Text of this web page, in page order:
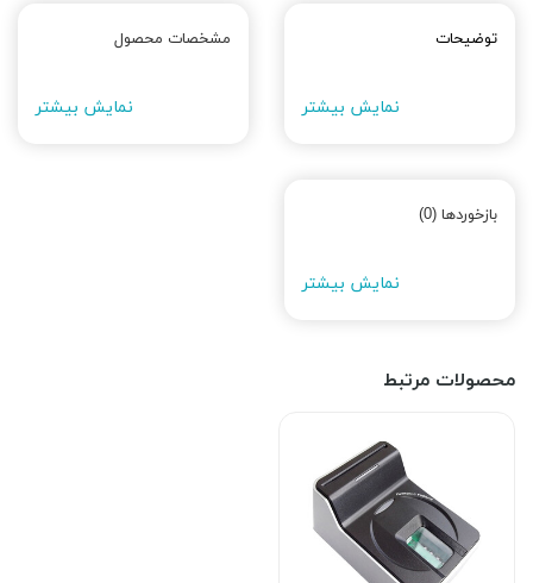
توضیحات
نمایش بیشتر
مشخصات محصول
نمایش بیشتر
بازخوردها (0)
نمایش بیشتر
محصولات مرتبط